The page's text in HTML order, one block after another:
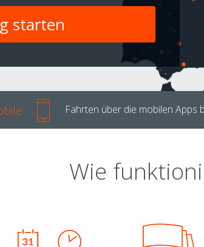
Fahrten über die mobilen Apps
Wie